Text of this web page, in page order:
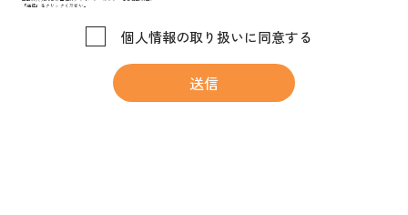
「送信」をクリックください。
個人情報の取り扱いに同意する
送信